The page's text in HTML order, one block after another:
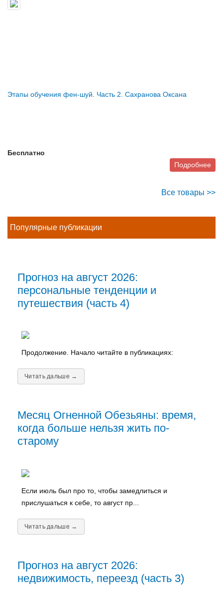
Этапы обучения фен-шуй. Часть 2. Сахранова Оксана
Бесплатно
Подробнее
Все товары >>
Популярные публикации
Прогноз на август 2026:
персональные тенденции и
путешествия (часть 4)
Продолжение. Начало читайте в публикациях:
Читать дальше →
Месяц Огненной Обезьяны: время,
когда больше нельзя жить по-
старому
Если июль был про то, чтобы замедлиться и
прислушаться к себе, то август пр...
Читать дальше →
Прогноз на август 2026:
недвижимость, переезд (часть 3)